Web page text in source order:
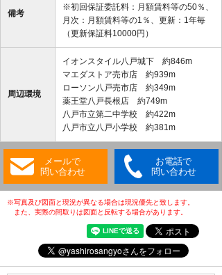
備考
※初回保証委託料：月額賃料等の50％、
月次：月額賃料等の1％、更新：1年毎
（更新保証料10000円）
周辺環境
イオンスタイル八戸城下 約846m
マエダストア売市店 約939m
ローソン八戸売市店 約349m
薬王堂八戸長根店 約749m
八戸市立第二中学校 約422m
八戸市立八戸小学校 約381m
メールで
問い合わせ
お電話で
問い合わせ
※写真及び図面と現況が異なる場合は現況優先と致します。
また、実際の間取りは図面と反転する場合があります。